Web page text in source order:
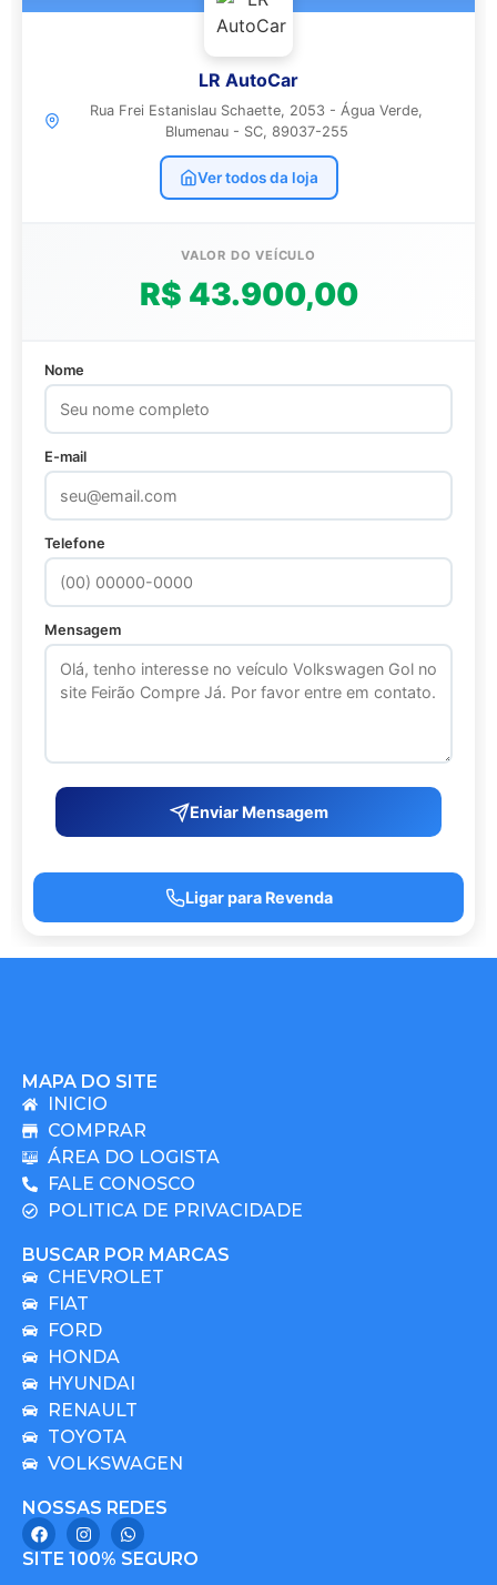
LR AutoCar
Rua Frei Estanislau Schaette, 2053 - Água Verde,
Blumenau - SC, 89037-255
Ver todos da loja
VALOR DO VEÍCULO
R$ 43.900,00
Nome
E-mail
Telefone
Mensagem
Enviar Mensagem
Ligar para Revenda
MAPA DO SITE
INICIO
COMPRAR
ÁREA DO LOGISTA
FALE CONOSCO
POLITICA DE PRIVACIDADE
BUSCAR POR MARCAS
CHEVROLET
FIAT
FORD
HONDA
HYUNDAI
RENAULT
TOYOTA
VOLKSWAGEN
NOSSAS REDES
SITE 100% SEGURO